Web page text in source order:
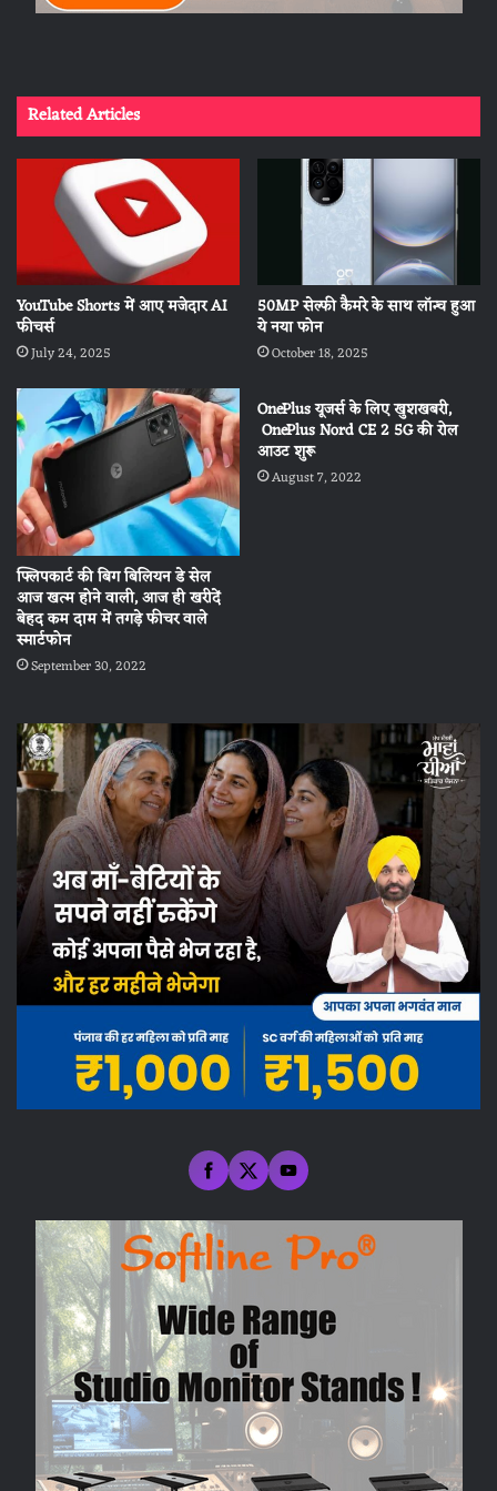
Related Articles
YouTube Shorts में आए मजेदार AI
फीचर्स
July 24, 2025
50MP सेल्फी कैमरे के साथ लॉन्च हुआ
ये नया फोन
October 18, 2025
फ्लिपकार्ट की बिग बिलियन डे सेल
आज खत्म होने वाली, आज ही खरीदें
बेहद कम दाम में तगड़े फीचर वाले
स्मार्टफोन
September 30, 2022
OnePlus यूजर्स के लिए खुशखबरी,
OnePlus Nord CE 2 5G की रोल
आउट शुरू
August 7, 2022